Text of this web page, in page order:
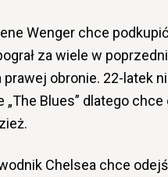
Wenger chce
za wiele w
obronie. 22-latek
Blues” dlatego
Chelsea chce